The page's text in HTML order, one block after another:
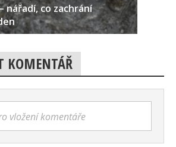
nářadí, co zachrání
KOMENTÁŘ
vložení komentáře